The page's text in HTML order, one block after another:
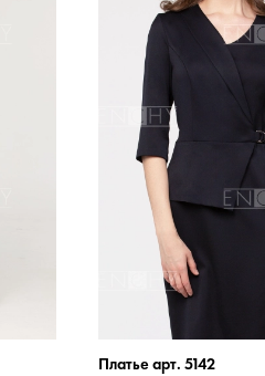
Платье арт. 5142